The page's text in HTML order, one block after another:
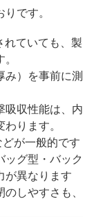
です。
れていても、製
み）を事前に測
吸収性能は、内
ります。
が一般的です
グ型・バック
が異なります
しやすさも、